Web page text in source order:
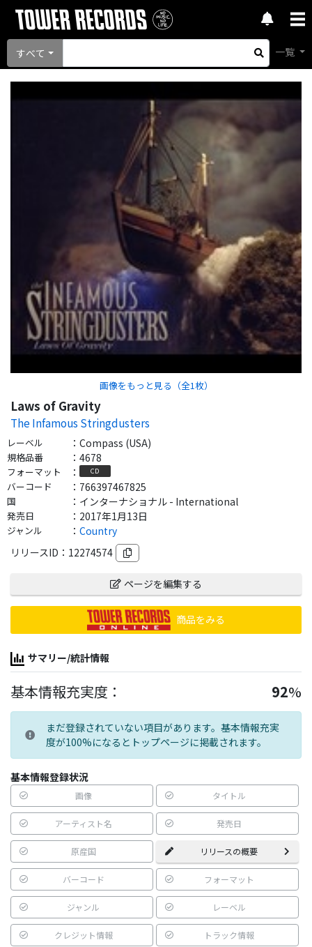
すべて 一覧
画像をもっと見る（全1 枚）
Laws of Gravity
The Infamous Stringdusters
レーベル ： Compass (USA)
規格品番 ： 4678
フォーマット ： CD
バーコード ： 766397467825
国 ： インターナショナル - International
発売日 ： 2017年1月13日
ジャンル ： Country
リリースID： 12274574
ページを編集する
商品をみる
サマリー/統計情報
基本情報充実度： 92%
まだ登録されていない項目があります。基本情報充実
度が100%になるとトップページに掲載されます。
基本情報登録状況
画像 タイトル
アーティスト名 発売日
原産国 リリースの概要
バーコード フォーマット
ジャンル レーベル
クレジット情報 トラック情報